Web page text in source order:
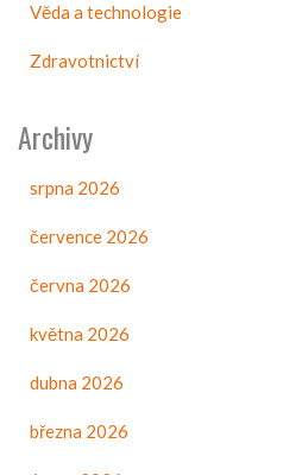
Věda a technologie
Zdravotnictví
Archivy
srpna 2026
července 2026
června 2026
května 2026
dubna 2026
března 2026